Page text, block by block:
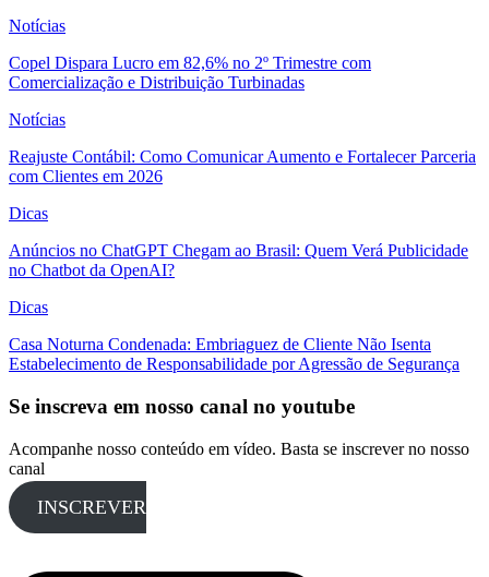
Notícias
Copel Dispara Lucro em 82,6% no 2º Trimestre com
Comercialização e Distribuição Turbinadas
Notícias
Reajuste Contábil: Como Comunicar Aumento e Fortalecer Parceria
com Clientes em 2026
Dicas
Anúncios no ChatGPT Chegam ao Brasil: Quem Verá Publicidade
no Chatbot da OpenAI?
Dicas
Casa Noturna Condenada: Embriaguez de Cliente Não Isenta
Estabelecimento de Responsabilidade por Agressão de Segurança
Se inscreva em nosso canal no youtube
Acompanhe nosso conteúdo em vídeo. Basta se inscrever no nosso
canal
INSCREVER